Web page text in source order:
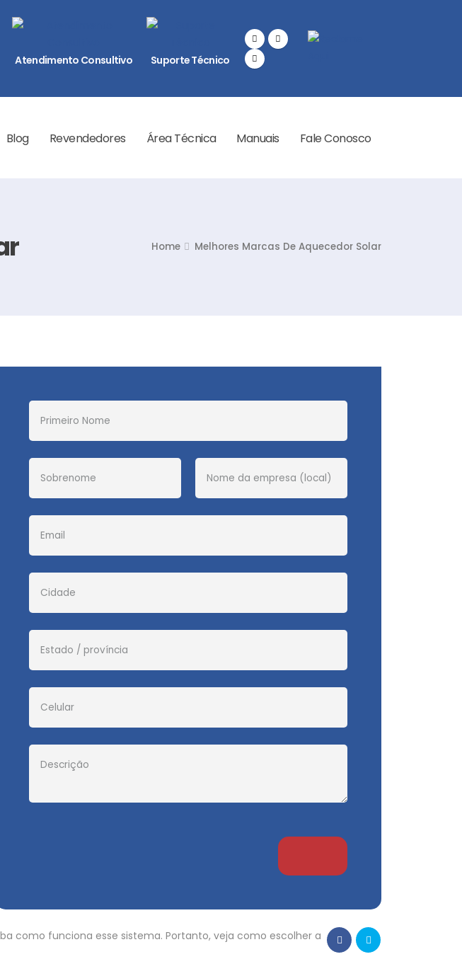
Atendimento Consultivo Suporte Técnico
Blog Revendedores Área Técnica Manuais Fale Conosco
Home Melhores Marcas De Aquecedor Solar
como funciona esse sistema. Portanto, veja como escolher a